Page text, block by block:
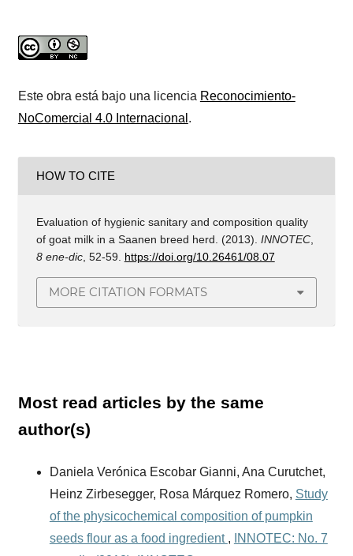
Este obra está bajo una licencia Reconocimiento-
NoComercial 4.0 Internacional .
HOW TO CITE
Evaluation of hygienic sanitary and composition quality
of goat milk in a Saanen breed herd. (2013). INNOTEC,
8 ene-dic, 52-59. https://doi.org/10.26461/08.07
MORE CITATION FORMATS
Most read articles by the same
author(s)
Daniela Verónica Escobar Gianni, Ana Curutchet,
Heinz Zirbesegger, Rosa Márquez Romero, Study
of the physicochemical composition of pumpkin
seeds flour as a food ingredient ,
INNOTEC: No. 7